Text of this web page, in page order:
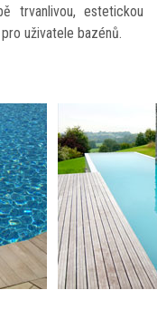
trvanlivou, estetickou
uživatele bazénů.